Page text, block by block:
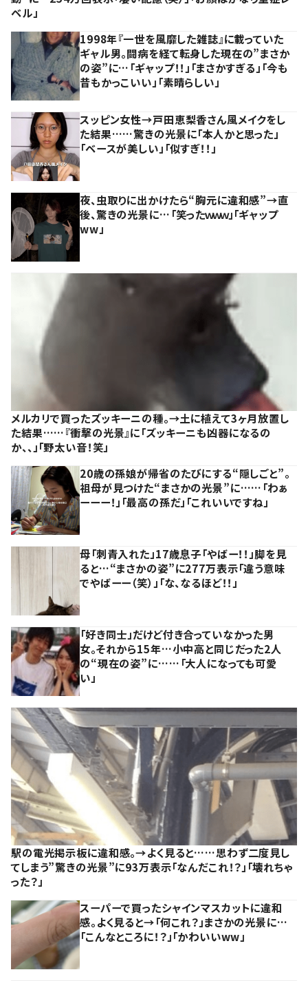
ベル」
1998年『一世を風靡した雑誌』に載っていた
ギャル男。闘病を経て転身した現在の”まさか
の姿”に…「ギャップ！！」「まさかすぎる」「今も
昔もかっこいい」「素晴らしい」
スッピン女性→戸田恵梨香さん風メイクをし
た結果……驚きの光景に「本人かと思った」
「ベースが美しい」「似すぎ！！」
夜、虫取りに出かけたら“胸元に違和感”→直
後、驚きの光景に…「笑ったｗｗｗ」「ギャップ
ww」
メルカリで買ったズッキーニの種。→土に植えて3ヶ月放置し
た結果……『衝撃の光景』に「ズッキーニも凶器になるの
か、、」「野太い音！笑」
20歳の孫娘が帰省のたびにする“隠しごと”。
祖母が見つけた“まさかの光景”に……「わぁ
ーーー！」「最高の孫だ」「これいいですね」
母「刺青入れた」17歳息子「やばー！！」脚を見
ると…“まさかの姿”に277万表示「違う意味
でやばーー（笑）」「な、なるほど！！」
「好き同士」だけど付き合っていなかった男
女。それから15年…小中高と同じだった2人
の“現在の姿”に……「大人になっても可愛
い」
駅の電光掲示板に違和感。→よく見ると……思わず二度見し
てしまう”驚きの光景”に93万表示「なんだこれ！？」「壊れちゃ
った？」
スーパーで買ったシャインマスカットに違和
感。よく見ると→「何これ？」まさかの光景に…
「こんなところに！？」「かわいいww」